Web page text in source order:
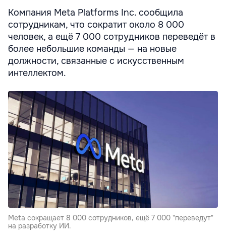
Компания Meta Platforms Inc. сообщила
сотрудникам, что сократит около 8 000
человек, а ещё 7 000 сотрудников переведёт в
более небольшие команды — на новые
должности, связанные с искусственным
интеллектом.
Meta сокращает 8 000 сотрудников, ещё 7 000 "переведут"
на разработку ИИ.